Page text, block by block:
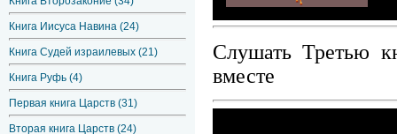
Книга Иисуса Навина (24)
Книга Судей израилевых (21)
Книга Руфь (4)
Первая книга Царств (31)
Вторая книга Царств (24)
Слушать Третью
вместе